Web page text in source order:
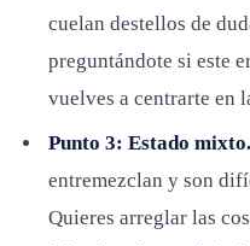
cuelan destellos de
preguntándote si este
vuelves a centrarte en
Punto 3: Estado mixto.
entremezclan y son
Quieres arreglar las